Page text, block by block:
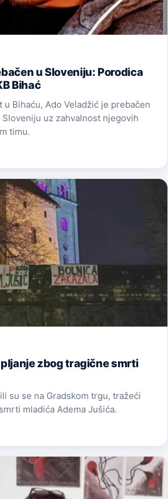
u Sloveniju: Porodica
Bihać
u Bihaću, Ado Veladžić je prebačen
uz zahvalnost njegovih
timu.
zbog tragične smrti
su se na Gradskom trgu, tražeći
mladića Adema Jušića.